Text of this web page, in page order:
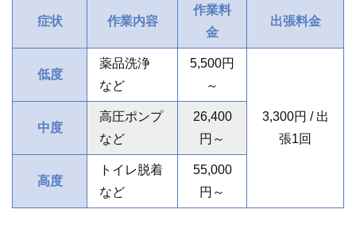
症状 作業内容
作業料
金
出張料金
低度
薬品洗浄
など
5,500円
～
3,300円 / 出
張1回
中度
高圧ポンプ
など
26,400
円～
高度
トイレ脱着
など
55,000
円～